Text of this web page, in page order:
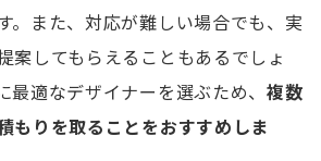
。また、対応が難しい場合でも、実
案してもらえることもあるでしょ
最適なデザイナーを選ぶため、複数
もりを取ることをおすすめしま